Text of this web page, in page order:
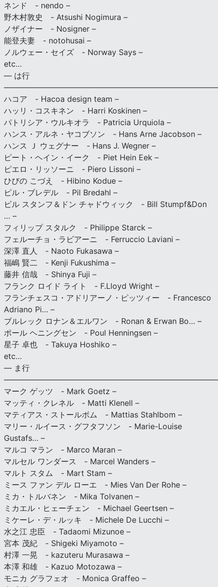
ネンド - nendo –
野木村敦史 - Atsushi Nogimura –
ノザイナー - Nosigner –
能登夫妻 - notohusai –
ノルウェー・セイズ - Norway Says –
etc…
— は行
ハコア - Hacoa design team –
ハッリ・コスキネン - Harri Koskinen –
パトリシア・ウルキオラ - Patricia Urquiola –
ハンス・アルネ・ヤコブソン - Hans Arne Jacobson –
ハンス Ｊ ウェグナー - Hans J. Wegner –
ピート・ヘイン・イーク - Piet Hein Eek –
ピエロ・リッソーニ - Piero Lissoni –
ひびの こづえ - Hibino Kodue –
ピル・ブレデル - Pil Bredahl –
ビル スタンフ＆ドン チャドウィック - Bill Stumpf&Don
… –
フィリップ スタルク - Philippe Starck –
フェルーチョ・ラビアーニ - Ferruccio Laviani –
深澤 直人 - Naoto Fukasawa –
福嶋 賢二 - Kenji Fukushima –
藤井 信哉 - Shinya Fuji –
フランク ロイド ライト - F.Lloyd Wright –
フランチェスコ・アドリアーノ・ピッツィー - Francesco
Adriano Pi… –
ブルレック ロナン＆エルワン - Ronan & Erwan Bo… –
ポール ヘニングセン - Poul Henningsen –
星子 卓也 - Takuya Hoshiko –
etc…
— ま行
マーク ゲッツ - Mark Goetz –
マッティ・クレネル - Matti Klenell –
マティアス・ストールボム - Mattias Stahlbom –
マリー・ルイース・グフタフソン - Marie-Louise
Gustafs… –
マルコ マラン - Marco Maran –
マルセル ワンダース - Marcel Wanders –
マルト スタム - Mart Stam –
ミース ファン デル ローエ - Mies Van Der Rohe –
ミカ・トルバネン - Mika Tolvanen –
ミカエル・ヒェーチェン - Michael Geertsen –
ミケーレ・デ・ルッキ - Michele De Lucchi –
水之江 忠臣 - Tadaomi Mizunoe –
宮本 茂紀 - Shigeki Miyamoto –
村澤 一晃 - kazuteru Murasawa –
本澤 和雄 - Kazuo Motozawa –
モニカ グラフェオ - Monica Graffeo –